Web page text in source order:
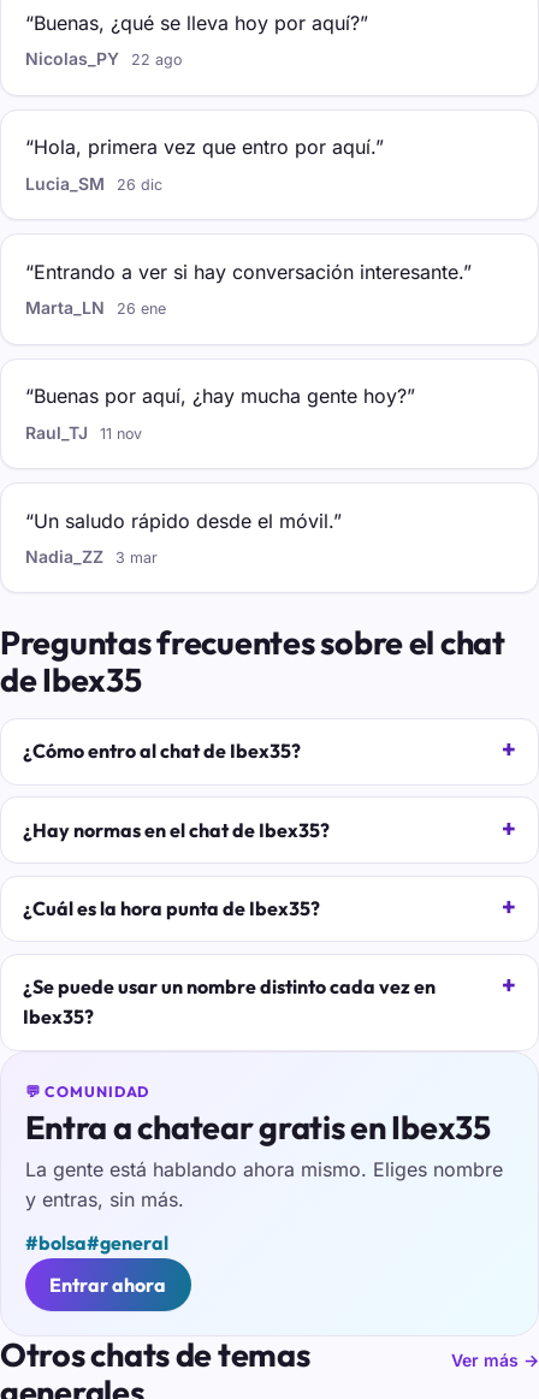
“Buenas, ¿qué se lleva hoy por aquí?”
Nicolas_PY 22 ago
“Hola, primera vez que entro por aquí.”
Lucia_SM 26 dic
“Entrando a ver si hay conversación interesante.”
Marta_LN 26 ene
“Buenas por aquí, ¿hay mucha gente hoy?”
Raul_TJ 11 nov
“Un saludo rápido desde el móvil.”
Nadia_ZZ 3 mar
Preguntas frecuentes sobre el chat
de Ibex35
¿Cómo entro al chat de Ibex35?
¿Hay normas en el chat de Ibex35?
¿Cuál es la hora punta de Ibex35?
¿Se puede usar un nombre distinto cada vez en
Ibex35?
💬 COMUNIDAD
Entra a chatear gratis en Ibex35
La gente está hablando ahora mismo. Eliges nombre
y entras, sin más.
#bolsa#general
Entrar ahora
Otros chats de temas
Ver más →